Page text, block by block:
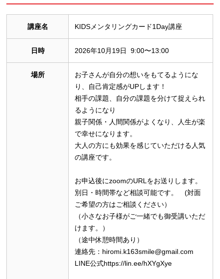
講座名 KIDSメンタリングカード1Day講座
日時 2026年10月19日 9:00〜13:00
場所
お子さんが自分の想いをもてるようにな
り、自己肯定感がUPします！
相手の課題、自分の課題を分けて捉えられ
るようになり
親子関係・人間関係がよくなり、人生が楽
で幸せになります。
大人の方にも効果を感じていただける人気
の講座です。
お申込後にzoomのURLをお送りします。
別日・時間帯など相談可能です。 (対面
ご希望の方はご相談ください）
（小さなお子様がご一緒でも御受講いただ
けます。）
（途中休憩時間あり）
連絡先：hiromi.k163smile@gmail.com
LINE公式https://lin.ee/hXYgXye